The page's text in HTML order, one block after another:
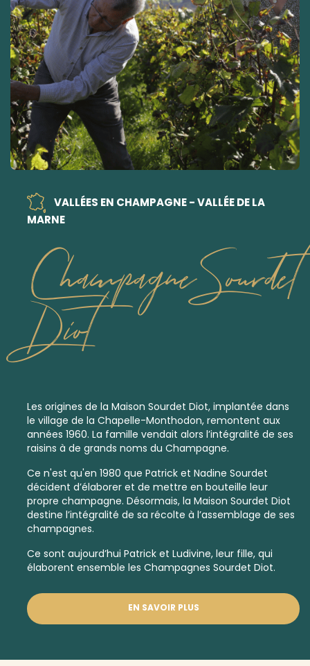
VALLÉES EN CHAMPAGNE - VALLÉE DE LA
MARNE
Champagne Sourdet
Diot
Les origines de la Maison Sourdet Diot, implantée dans
le village de la Chapelle-Monthodon, remontent aux
années 1960. La famille vendait alors l’intégralité de ses
raisins à de grands noms du Champagne.
Ce n'est qu'en 1980 que Patrick et Nadine Sourdet
décident d’élaborer et de mettre en bouteille leur
propre champagne. Désormais, la Maison Sourdet Diot
destine l’intégralité de sa récolte à l’assemblage de ses
champagnes.
Ce sont aujourd’hui Patrick et Ludivine, leur fille, qui
élaborent ensemble les Champagnes Sourdet Diot.
EN SAVOIR PLUS